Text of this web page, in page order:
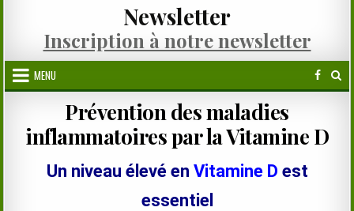
Newsletter
Inscription à notre newsletter
MENU
Prévention des maladies
inflammatoires par la Vitamine D
Un niveau élevé en Vitamine D est
essentiel